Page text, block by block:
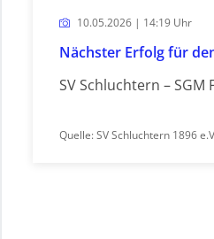
10.05.2026 | 14:19 Uhr
Nächster Erfolg für
SV Schluchtern – SGM
Quelle: SV Schluchtern 1896